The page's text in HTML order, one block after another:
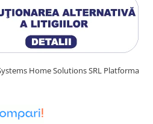
Home Solutions SRL Platforma